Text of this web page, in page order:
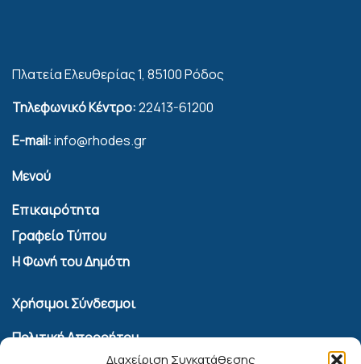
Διαχείριση Συγκατάθεσης
Πλατεία Ελευθερίας 1, 85100 Ρόδος
Τηλεφωνικό Κέντρο:22413-61200
E-mail:info@rhodes.gr
Μενού
Επικαιρότητα
Γραφείο Τύπου
Η Φωνή του Δημότη
Χρήσιμοι Σύνδεσμοι
Πολιτική Απορρήτου